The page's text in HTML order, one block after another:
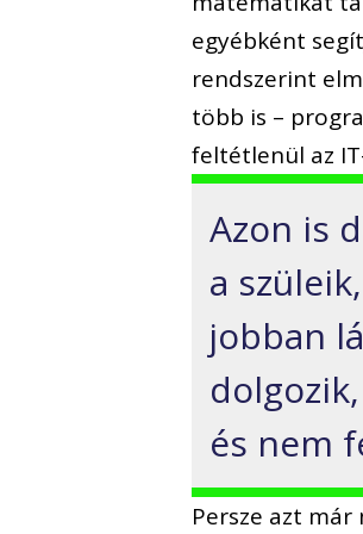
egyébként
rendszerint
több is –
feltétlenül az
Azon is
a
jobban
és nem
Persze azt